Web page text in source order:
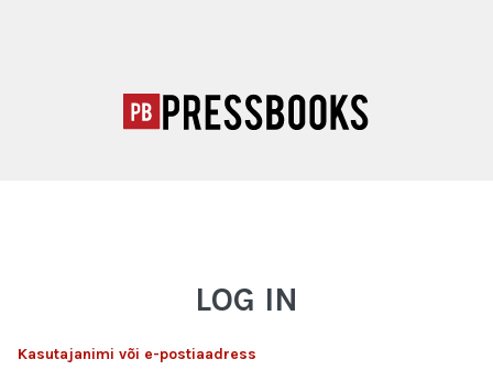
LOG IN
Kasutajanimi või e-postiaadress